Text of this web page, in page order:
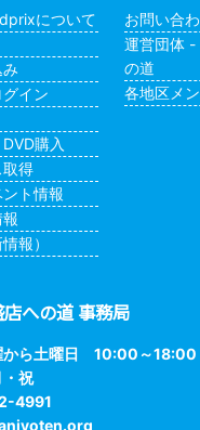
への道 事務局
から土曜日 10:00～18:00
・祝
4991
について
み
イン
購入
得
ト情報
報）
お問い合
運営団体 -
の道
各地区メ